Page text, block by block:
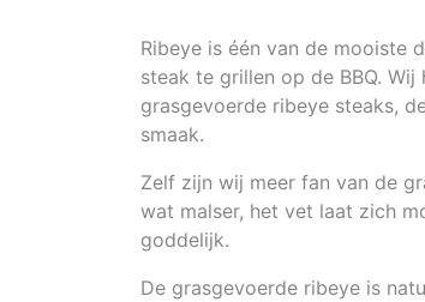
Ribeye is één van de mooiste
steak te grillen op de BBQ.
grasgevoerde ribeye steaks,
smaak.
Zelf zijn wij meer fan van de
wat malser, het vet laat zich
goddelijk.
De grasgevoerde ribeye is